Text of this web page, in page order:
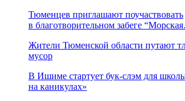
Тюменцев приглашают поучаствовать
в благотворительном забеге
Жители Тюменской области путают
мусор
В Ишиме стартует бук-слэм для
на каникулах»